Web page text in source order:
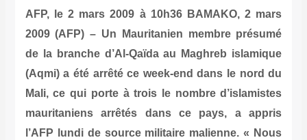
AFP, le 2 mars 2009 à 10h36 BAMAKO, 2 mars
2009 (AFP) – Un Mauritanien membre présumé
de la branche d’Al-Qaïda au Maghreb islamique
(Aqmi) a été arrêté ce week-end dans le nord du
Mali, ce qui porte à trois le nombre d’islamistes
mauritaniens arrêtés dans ce pays, a appris
l’AFP lundi de source militaire malienne. « Nous